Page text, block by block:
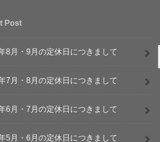
Post
8月・9月の定休日につきまして
7月・8月の定休日につきまして
6月・7月の定休日につきまして
5月・6月の定休日につきまして